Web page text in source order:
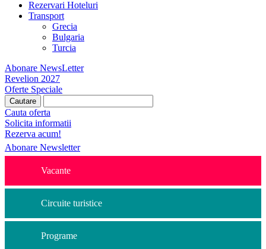
Rezervari Hoteluri
Transport
Grecia
Bulgaria
Turcia
Abonare NewsLetter
Revelion 2027
Oferte Speciale
Cauta oferta
Solicita informatii
Rezerva acum!
Abonare Newsletter
Vacante
Circuite turistice
Programe